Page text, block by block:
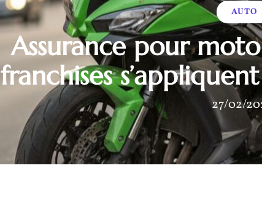
AUTO
Assurance pour
franchises
27/02/